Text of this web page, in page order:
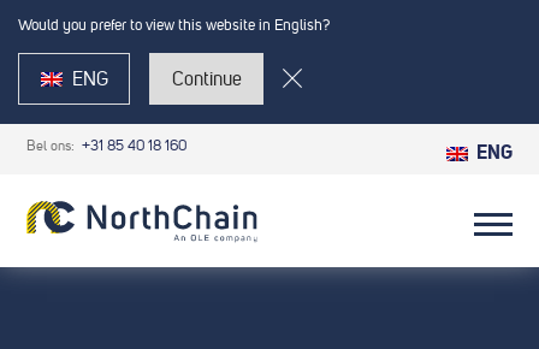
Bel ons: +31 85 40 18 160 ENG
Would you prefer to view this website in English?
ENG Continue